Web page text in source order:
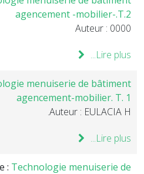
agencement -mobilier-.T.2
Auteur : 0000
Lire plus...
menuiserie de bâtiment
agencement-mobilier. T. 1
Auteur : EULACIA H.
Lire plus...
: Technologie menuiserie de